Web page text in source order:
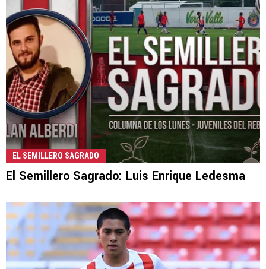
EL SEMILLERO SAGRADO
El Semillero Sagrado: Luis Enrique Ledesma